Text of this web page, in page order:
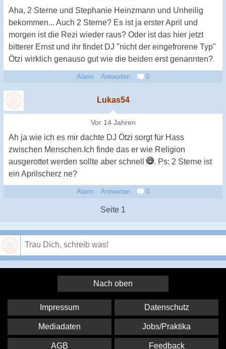
Aha, 2 Sterne und Stephanie Heinzmann und Unheilig
bekommen... Auch 2 Sterne? Es ist ja erster April und
morgen ist die Rezi wieder raus? Oder ist das hier jetzt
bitterer Ernst und ihr findet DJ "nicht der eingefrorene Typ"
Ötzi wirklich genauso gut wie die beiden erst genannten?
Alarm Antworten 0
Lukas54
Vor 14 Jahren
Ah ja wie ich es mir dachte DJ Ötzi sorgt für Hass
zwischen Menschen.Ich finde das er wie Religion
ausgerottet werden sollte aber schnell
. Ps: 2 Sterne ist
ein Aprilscherz ne?
Alarm Antworten 0
Seite 1
Nach oben
Impressum Datenschutz
Mediadaten Jobs/Praktika
AGB Feedback